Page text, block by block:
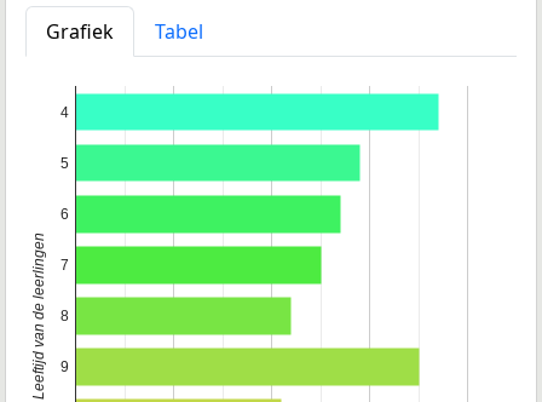
Grafiek
Tabel
4
5
6
7
8
9
Leeftijd van de leerlingen